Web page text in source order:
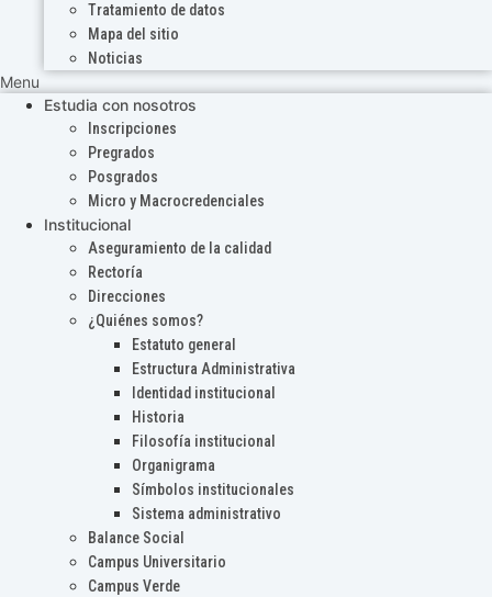
Tratamiento de datos
Mapa del sitio
Noticias
Menu
Estudia con nosotros
Inscripciones
Pregrados
Posgrados
Micro y Macrocredenciales
Institucional
Aseguramiento de la calidad
Rectoría
Direcciones
¿Quiénes somos?
Estatuto general
Estructura Administrativa
Identidad institucional
Historia
Filosofía institucional
Organigrama
Símbolos institucionales
Sistema administrativo
Balance Social
Campus Universitario
Campus Verde